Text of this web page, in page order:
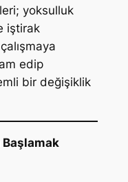
yoksulluk
iştirak
edip
bir değişiklik
Başlamak